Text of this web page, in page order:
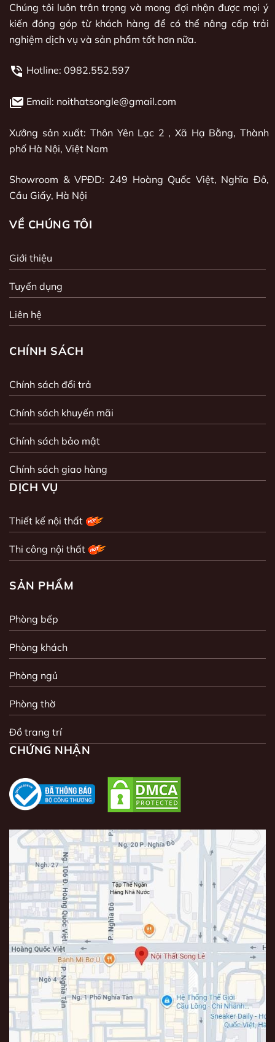
Chúng tôi luôn trân trọng và mong đợi nhận được mọi ý
kiến đóng góp từ khách hàng để có thể nâng cấp trải
nghiệm dịch vụ và sản phẩm tốt hơn nữa.
Hotline: 0982.552.597
Email: noithatsongle@gmail.com
Xưởng sản xuất: Thôn Yên Lạc 2 , Xã Hạ Bằng, Thành
phố Hà Nội, Việt Nam
Showroom & VPĐD: 249 Hoàng Quốc Việt, Nghĩa Đô,
Cầu Giấy, Hà Nội
VỀ CHÚNG TÔI
Giới thiệu
Tuyển dụng
Liên hệ
CHÍNH SÁCH
Chính sách đổi trả
Chính sách khuyến mãi
Chính sách bảo mật
Chính sách giao hàng
DỊCH VỤ
Thiết kế nội thất
Thi công nội thất
SẢN PHẨM
Phòng bếp
Phòng khách
Phòng ngủ
Phòng thờ
Đồ trang trí
CHỨNG NHẬN